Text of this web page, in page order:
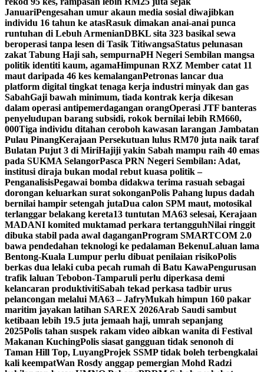
JanuariPengesahan umur akaun media sosial diwajibkan
individu 16 tahun ke atasRasuk dimakan anai-anai punca
runtuhan di Lebuh ArmenianDBKL sita 323 basikal sewa
beroperasi tanpa lesen di Tasik TitiwangsaStatus pelunasan
zakat Tabung Haji sah, sempurnaPH Negeri Sembilan mangsa
politik identiti kaum, agamaHimpunan RXZ Member catat 11
maut daripada 46 kes kemalanganPetronas lancar dua
platform digital tingkat tenaga kerja industri minyak dan gas
SabahGaji bawah minimum, tiada kontrak kerja dikesan
dalam operasi antipemerdagangan orangOperasi JTF banteras
penyeludupan barang subsidi, rokok bernilai lebih RM660,
000Tiga individu ditahan ceroboh kawasan larangan Jambatan
Pulau PinangKerajaan Persekutuan lulus RM70 juta naik taraf
Bulatan Pujut 3 di MiriHajiji yakin Sabah mampu raih 40 emas
pada SUKMA SelangorPasca PRN Negeri Sembilan: Adat,
institusi diraja bukan modal rebut kuasa politik –
PenganalisisPegawai bomba didakwa terima rasuah sebagai
dorongan keluarkan surat sokonganPolis Pahang lupus dadah
bernilai hampir setengah jutaDua calon SPM maut, motosikal
terlanggar belakang kereta13 tuntutan MA63 selesai, Kerajaan
MADANI komited muktamad perkara tertangguhNilai ringgit
dibuka stabil pada awal daganganProgram SMARTCOM 2.0
bawa pendedahan teknologi ke pedalaman BekenuLaluan lama
Bentong-Kuala Lumpur perlu dibuat penilaian risikoPolis
berkas dua lelaki cuba pecah rumah di Batu KawaPengurusan
trafik laluan Tebobon-Tamparuli perlu diperkasa demi
kelancaran produktivitiSabah tekad perkasa tadbir urus
pelancongan melalui MA63 – JafryMukah himpun 160 pakar
maritim jayakan latihan SAREX 2026Arab Saudi sambut
ketibaan lebih 19.5 juta jemaah haji, umrah sepanjang
2025Polis tahan suspek rakam video aibkan wanita di Festival
Makanan KuchingPolis siasat gangguan tidak senonoh di
Taman Hill Top, LuyangProjek SSMP tidak boleh terbengkalai
kali keempatWan Rosdy anggap pemergian Mohd Radzi